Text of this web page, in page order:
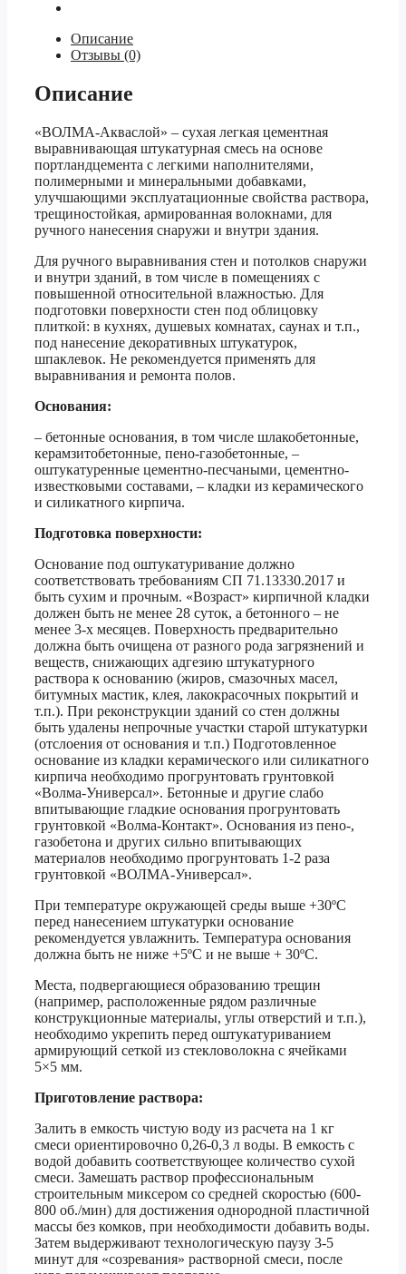
Описание
Отзывы (0)
Описание
«ВОЛМА-Акваслой» – сухая легкая цементная
выравнивающая штукатурная смесь на основе
портландцемента с легкими наполнителями,
полимерными и минеральными добавками,
улучшающими эксплуатационные свойства раствора,
трещиностойкая, армированная волокнами, для
ручного нанесения снаружи и внутри здания.
Для ручного выравнивания стен и потолков снаружи
и внутри зданий, в том числе в помещениях с
повышенной относительной влажностью. Для
подготовки поверхности стен под облицовку
плиткой: в кухнях, душевых комнатах, саунах и т.п.,
под нанесение декоративных штукатурок,
шпаклевок. Не рекомендуется применять для
выравнивания и ремонта полов.
Основания:
– бетонные основания, в том числе шлакобетонные,
керамзитобетонные, пено-газобетонные, –
оштукатуренные цементно-песчаными, цементно-
известковыми составами, – кладки из керамического
и силикатного кирпича.
Подготовка поверхности:
Основание под оштукатуривание должно
соответствовать требованиям СП 71.13330.2017 и
быть сухим и прочным. «Возраст» кирпичной кладки
должен быть не менее 28 суток, а бетонного – не
менее 3-х месяцев. Поверхность предварительно
должна быть очищена от разного рода загрязнений и
веществ, снижающих адгезию штукатурного
раствора к основанию (жиров, смазочных масел,
битумных мастик, клея, лакокрасочных покрытий и
т.п.). При реконструкции зданий со стен должны
быть удалены непрочные участки старой штукатурки
(отслоения от основания и т.п.) Подготовленное
основание из кладки керамического или силикатного
кирпича необходимо прогрунтовать грунтовкой
«Волма-Универсал». Бетонные и другие слабо
впитывающие гладкие основания прогрунтовать
грунтовкой «Волма-Контакт». Основания из пено-,
газобетона и других сильно впитывающих
материалов необходимо прогрунтовать 1-2 раза
грунтовкой «ВОЛМА-Универсал».
При температуре окружающей среды выше +30ºС
перед нанесением штукатурки основание
рекомендуется увлажнить. Температура основания
должна быть не ниже +5ºС и не выше + 30ºС.
Места, подвергающиеся образованию трещин
(например, расположенные рядом различные
конструкционные материалы, углы отверстий и т.п.),
необходимо укрепить перед оштукатуриванием
армирующий сеткой из стекловолокна с ячейками
5×5 мм.
Приготовление раствора:
Залить в емкость чистую воду из расчета на 1 кг
смеси ориентировочно 0,26-0,3 л воды. В емкость с
водой добавить соответствующее количество сухой
смеси. Замешать раствор профессиональным
строительным миксером со средней скоростью (600-
800 об./мин) для достижения однородной пластичной
массы без комков, при необходимости добавить воды.
Затем выдерживают технологическую паузу 3-5
минут для «созревания» растворной смеси, после